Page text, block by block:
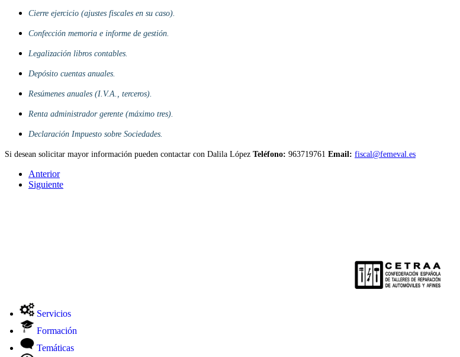
Cierre ejercicio (ajustes fiscales en su caso).
Confección memoria e informe de gestión.
Legalización libros contables.
Depósito cuentas anuales.
Resúmenes anuales (I.V.A., terceros).
Renta administrador gerente (máximo tres).
Declaración Impuesto sobre Sociedades.
Si desean solicitar mayor información pueden contactar con Dalila López Teléfono: 963719761 Email: fiscal@femeval.es
Anterior
Siguiente
Servicios
Formación
Temáticas